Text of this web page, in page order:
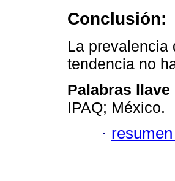
Conclusión:
La prevalencia
tendencia no
Palabras llave
IPAQ; México.
·